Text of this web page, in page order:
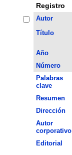
Registro
Autor
Título
Año
Número
Palabras
clave
Resumen
Dirección
Autor
corporativo
Editorial